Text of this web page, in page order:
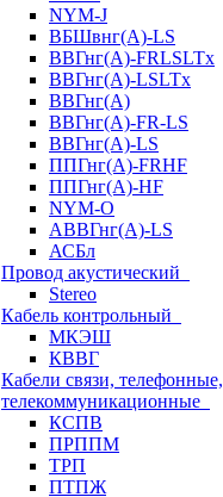
NYM-J
ВБШвнг(А)-LS
ВВГнг(A)-FRLSLTx
ВВГнг(A)-LSLTx
ВВГнг(А)
ВВГнг(А)-FR-LS
ВВГнг(А)-LS
ППГнг(А)-FRHF
ППГнг(А)-HF
NYM-O
АВВГнг(А)-LS
АСБл
Провод акустический
Stereo
Кабель контрольный
МКЭШ
КВВГ
Кабели связи, телефонные,
телекоммуникационные
КСПВ
ПРППМ
ТРП
ПТПЖ